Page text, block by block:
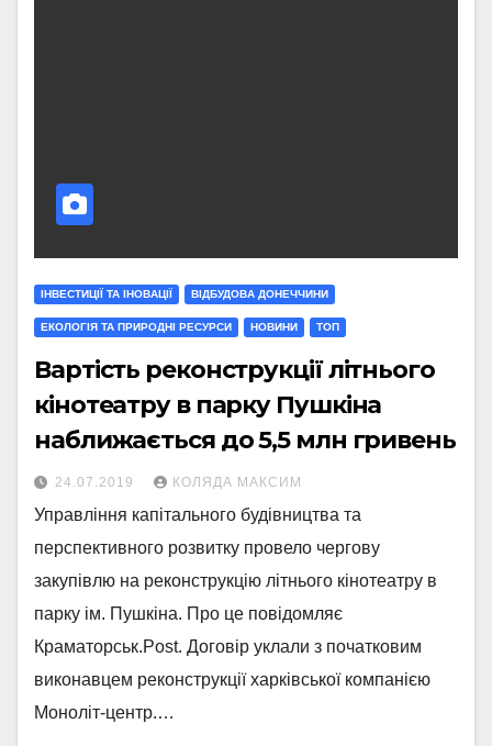
ІНВЕСТИЦІЇ ТА ІНОВАЦІЇ ВІДБУДОВА ДОНЕЧЧИНИ
ЕКОЛОГІЯ ТА ПРИРОДНІ РЕСУРСИ НОВИНИ ТОП
Вартість реконструкції літнього
кінотеатру в парку Пушкіна
наближається до 5,5 млн гривень
24.07.2019 КОЛЯДА МАКСИМ
Управління капітального будівництва та
перспективного розвитку провело чергову
закупівлю на реконструкцію літнього кінотеатру в
парку ім. Пушкіна. Про це повідомляє
Краматорськ.Post. Договір уклали з початковим
виконавцем реконструкції харківської компанією
Моноліт-центр.…